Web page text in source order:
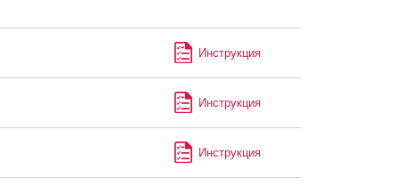
Инструкция
Инструкция
Инструкция